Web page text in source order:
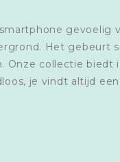
gevoelig
Het gebeurt
collectie biedt
je vindt altijd